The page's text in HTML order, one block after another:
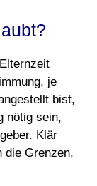
je
bist,
nötig sein,
Klär
die Grenzen,